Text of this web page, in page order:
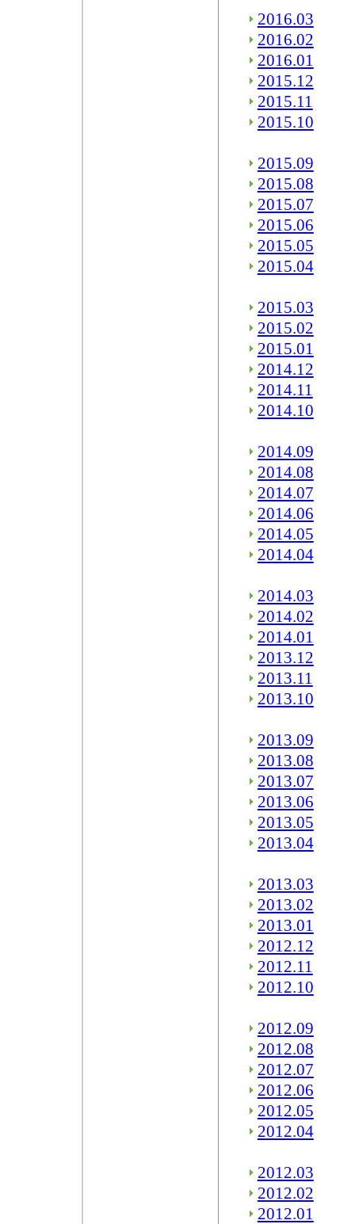
2016.03
2016.02
2016.01
2015.12
2015.11
2015.10
2015.09
2015.08
2015.07
2015.06
2015.05
2015.04
2015.03
2015.02
2015.01
2014.12
2014.11
2014.10
2014.09
2014.08
2014.07
2014.06
2014.05
2014.04
2014.03
2014.02
2014.01
2013.12
2013.11
2013.10
2013.09
2013.08
2013.07
2013.06
2013.05
2013.04
2013.03
2013.02
2013.01
2012.12
2012.11
2012.10
2012.09
2012.08
2012.07
2012.06
2012.05
2012.04
2012.03
2012.02
2012.01